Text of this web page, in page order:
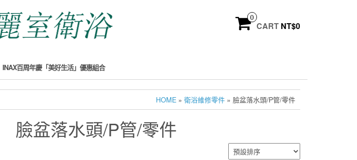
0
CART NT$0
INAX百周年慶「美好生活」優惠組合
HOME » 衛浴維修零件 » 臉盆落水頭/P管/零件
臉盆落水頭/P管/零件